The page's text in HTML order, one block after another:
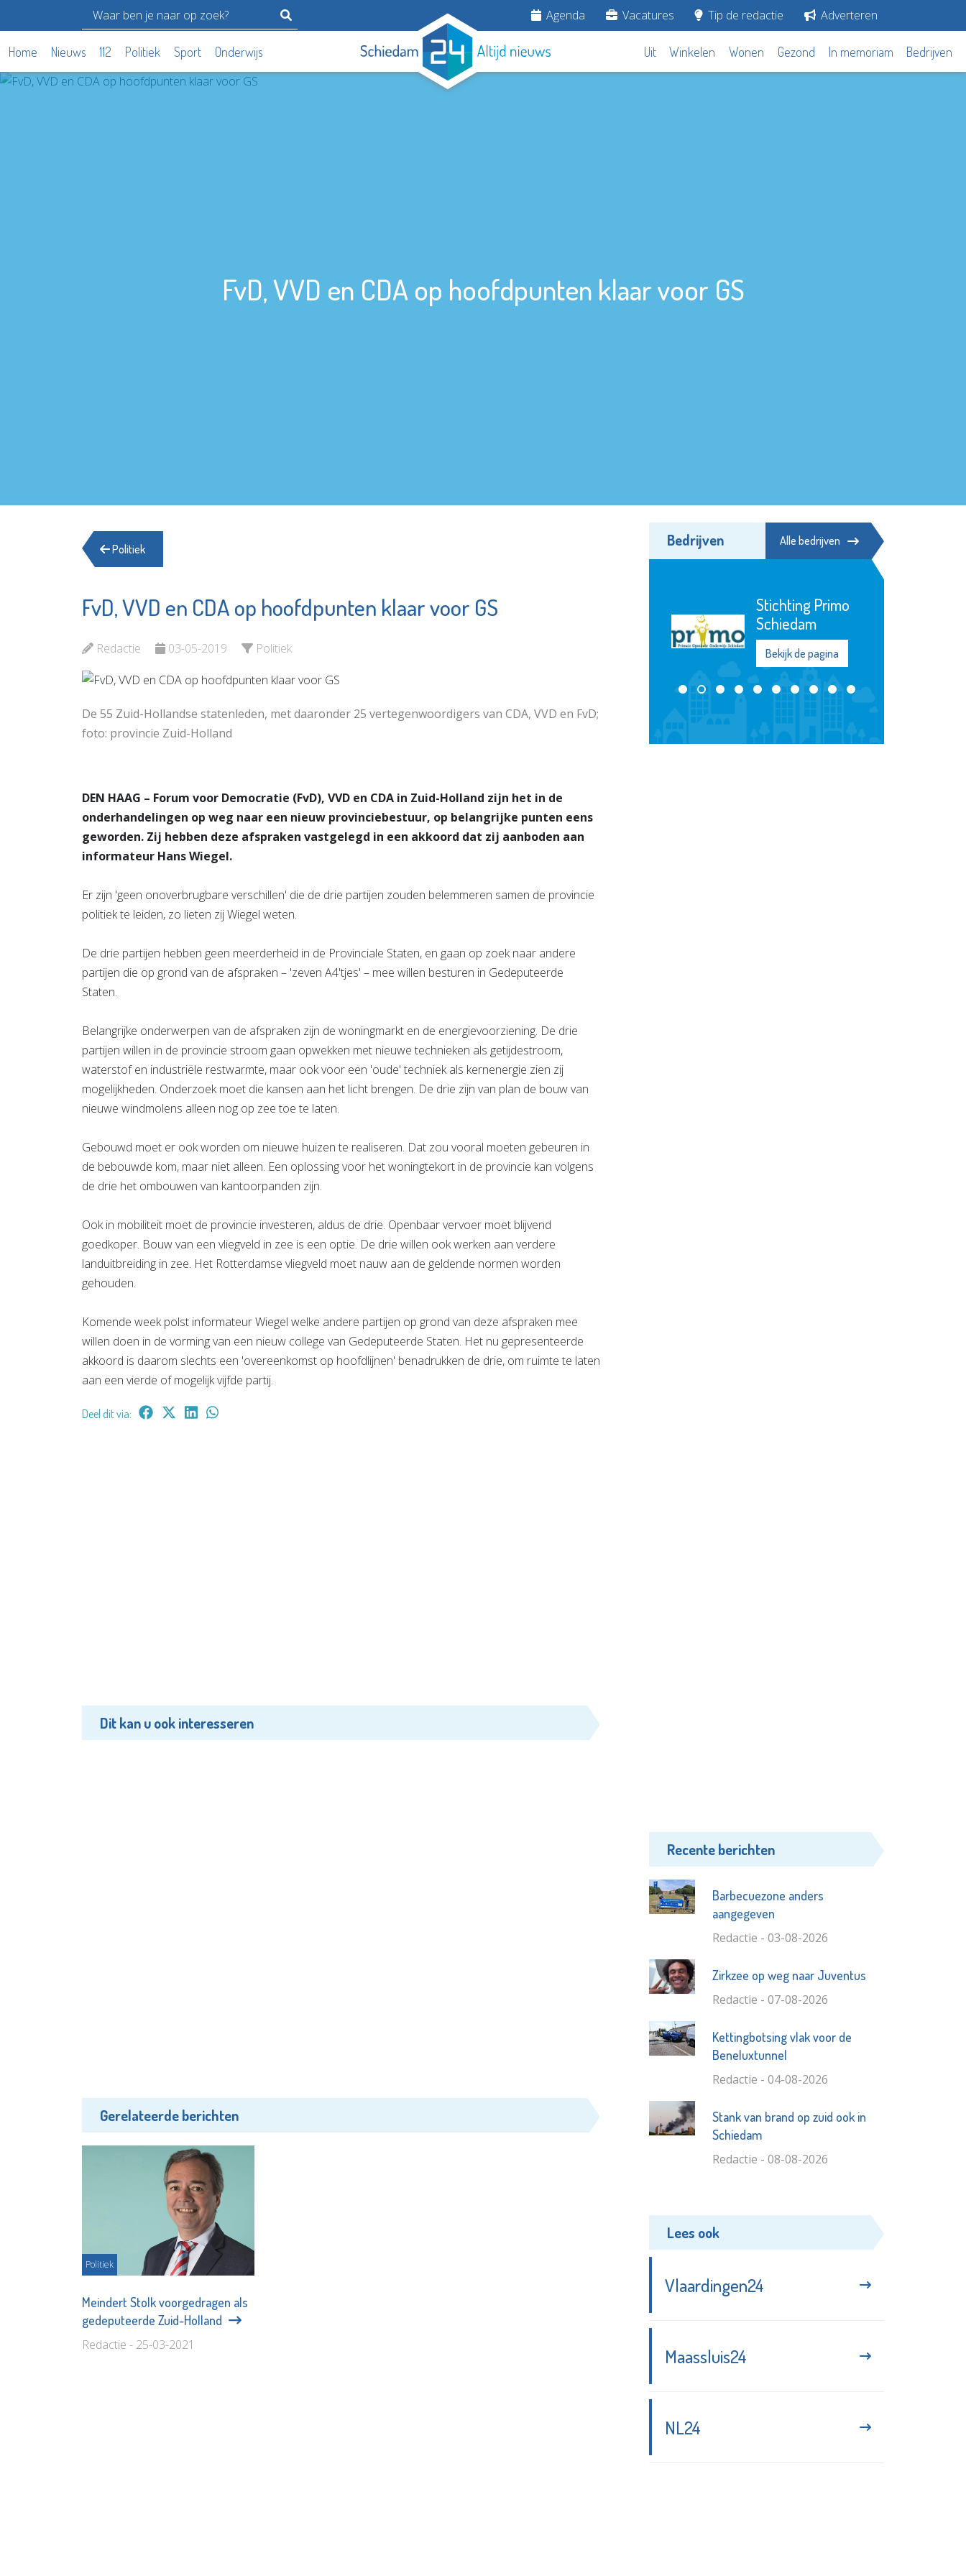
Agenda Vacatures Tip de redactie Adverteren
Home Nieuws 112 Politiek Sport Onderwijs Uit Winkelen Wonen Gezond In memoriam Bedrijven
FvD, VVD en CDA op hoofdpunten klaar voor GS
Politiek
FvD, VVD en CDA op hoofdpunten klaar voor GS
Redactie 03-05-2019 Politiek
De 55 Zuid-Hollandse statenleden, met daaronder 25 vertegenwoordigers van CDA, VVD en FvD;
foto: provincie Zuid-Holland
DEN HAAG – Forum voor Democratie (FvD), VVD en CDA in Zuid-Holland zijn het in de
onderhandelingen op weg naar een nieuw provinciebestuur, op belangrijke punten eens
geworden. Zij hebben deze afspraken vastgelegd in een akkoord dat zij aanboden aan
informateur Hans Wiegel.
Er zijn 'geen onoverbrugbare verschillen' die de drie partijen zouden belemmeren samen de provincie
politiek te leiden, zo lieten zij Wiegel weten.
De drie partijen hebben geen meerderheid in de Provinciale Staten, en gaan op zoek naar andere
partijen die op grond van de afspraken – 'zeven A4'tjes' – mee willen besturen in Gedeputeerde
Staten.
Belangrijke onderwerpen van de afspraken zijn de woningmarkt en de energievoorziening. De drie
partijen willen in de provincie stroom gaan opwekken met nieuwe technieken als getijdestroom,
waterstof en industriële restwarmte, maar ook voor een 'oude' techniek als kernenergie zien zij
mogelijkheden. Onderzoek moet die kansen aan het licht brengen. De drie zijn van plan de bouw van
nieuwe windmolens alleen nog op zee toe te laten.
Gebouwd moet er ook worden om nieuwe huizen te realiseren. Dat zou vooral moeten gebeuren in
de bebouwde kom, maar niet alleen. Een oplossing voor het woningtekort in de provincie kan volgens
de drie het ombouwen van kantoorpanden zijn.
Ook in mobiliteit moet de provincie investeren, aldus de drie. Openbaar vervoer moet blijvend
goedkoper. Bouw van een vliegveld in zee is een optie. De drie willen ook werken aan verdere
landuitbreiding in zee. Het Rotterdamse vliegveld moet nauw aan de geldende normen worden
gehouden.
Komende week polst informateur Wiegel welke andere partijen op grond van deze afspraken mee
willen doen in de vorming van een nieuw college van Gedeputeerde Staten. Het nu gepresenteerde
akkoord is daarom slechts een 'overeenkomst op hoofdlijnen' benadrukken de drie, om ruimte te laten
aan een vierde of mogelijk vijfde partij.
Deel dit via:
Dit kan u ook interesseren
Gerelateerde berichten
Politiek
Meindert Stolk voorgedragen als
gedeputeerde Zuid-Holland
Redactie - 25-03-2021
Bedrijven Alle bedrijven
Sir Winston Fun
Schiedam
Bekijk de pagina
St.-Jozefmavo
Bekijk de pagina
Stichting Primo
Schiedam
Bekijk de pagina
Recente berichten
Barbecuezone anders
aangegeven
Redactie - 03-08-2026
Zirkzee op weg naar Juventus
Redactie - 07-08-2026
Kettingbotsing vlak voor de
Beneluxtunnel
Redactie - 04-08-2026
Stank van brand op zuid ook in
Schiedam
Redactie - 08-08-2026
Lees ook
Vlaardingen24
Maassluis24
NL24